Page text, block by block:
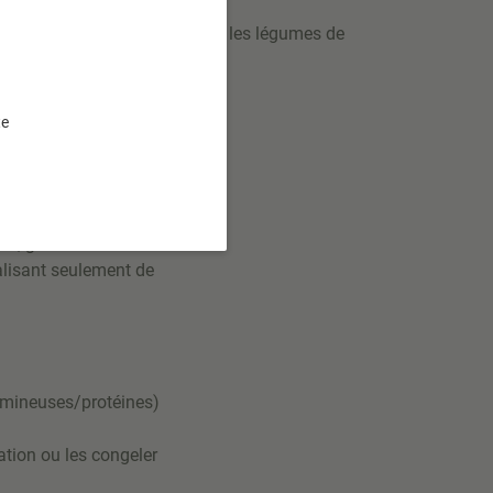
3 recettes estivales avec les légumes de
soirées en semaine.
seulement de
protéines)
ou les congeler